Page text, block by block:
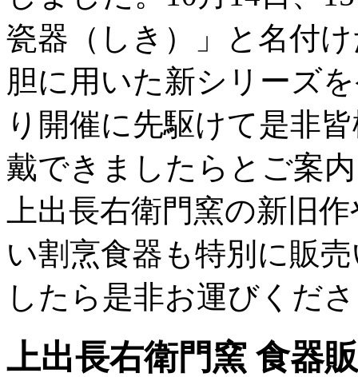
瓷器（しき）」と名付
胆に用いた新シリーズ
り開催に先駆けて是非
戴できましたらとご案
上出長右衛門窯の新旧
い割烹食器も特別に販
したら是非お運びくだ
上出長右衛門窯 食器